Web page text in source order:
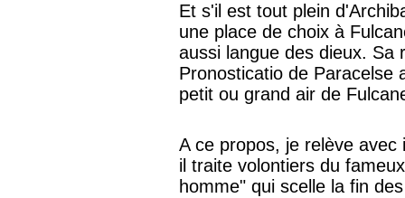
Et s'il est tout plein
une place de choix à
aussi langue des dieux. Sa
Pronosticatio de Paracelse
petit ou grand air de
A ce propos, je relève
il traite volontiers du
homme" qui scelle la fin